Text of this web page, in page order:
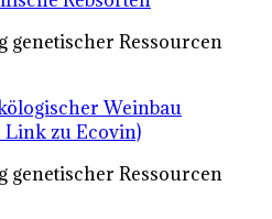
genetischer Ressourcen
Weinbau
Link zu Ecovin)
genetischer Ressourcen